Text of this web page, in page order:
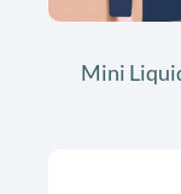
Mini